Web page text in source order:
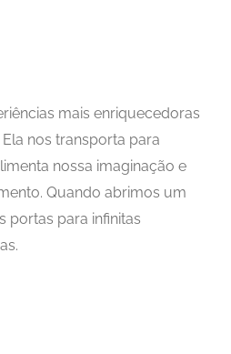
mais enriquecedoras
nos transporta para
nossa imaginação e
Quando abrimos um
portas para infinitas